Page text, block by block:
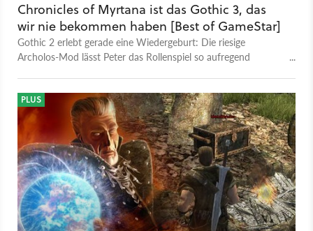
Chronicles of Myrtana ist das Gothic 3, das
wir nie bekommen haben [Best of GameStar]
Gothic 2 erlebt gerade eine Wiedergeburt: Die riesige
Archolos-Mod lässt Peter das Rollenspiel so aufregend
PLUS